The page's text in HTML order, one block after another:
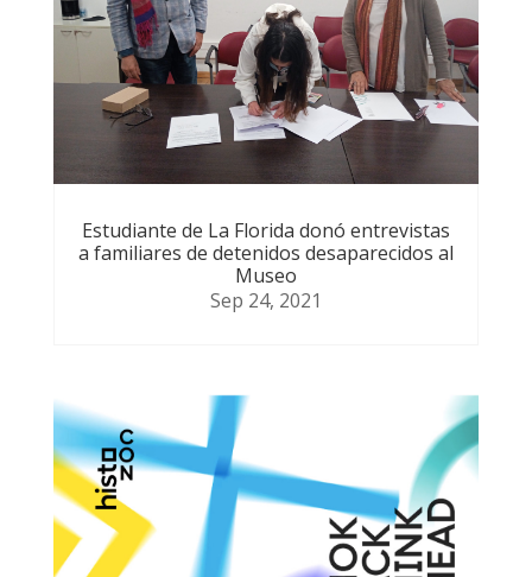
Estudiante de La Florida donó entrevistas
a familiares de detenidos desaparecidos al
Museo
Sep 24, 2021